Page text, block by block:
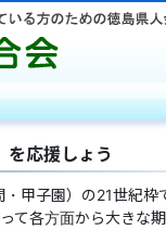
応援しょう
甲子園）の21世紀枠
て各方面から大きな